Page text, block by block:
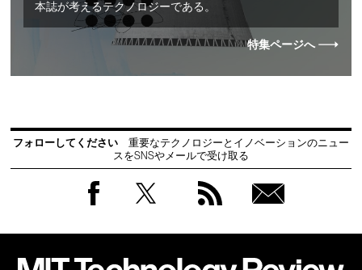
本誌が考えるテクノロジーである。
特集ページへ
フォローしてください
重要なテクノロジーとイノベーションのニュー
スをSNSやメールで受け取る